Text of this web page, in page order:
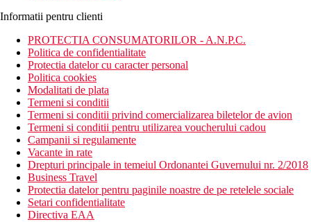
Informatii pentru clienti
PROTECTIA CONSUMATORILOR - A.N.P.C.
Politica de confidentialitate
Protectia datelor cu caracter personal
Politica cookies
Modalitati de plata
Termeni si conditii
Termeni si conditii privind comercializarea biletelor de avion
Termeni si conditii pentru utilizarea voucherului cadou
Campanii si regulamente
Vacante in rate
Drepturi principale in temeiul Ordonantei Guvernului nr. 2/2018
Business Travel
Protectia datelor pentru paginile noastre de pe retelele sociale
Setari confidentialitate
Directiva EAA